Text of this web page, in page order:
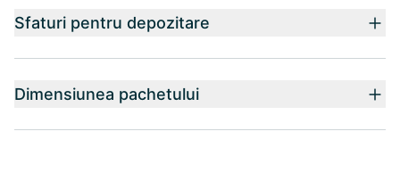
Sfaturi pentru depozitare
Dimensiunea pachetului